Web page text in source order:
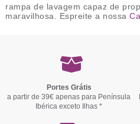
rampa de lavagem capaz de
maravilhosa. Espreite a nossa
Portes Grátis
a partir de 39€ apenas para Península
Ibérica exceto Ilhas *